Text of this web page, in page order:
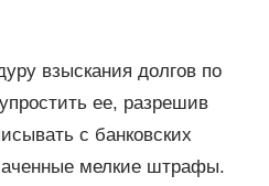
взыскания долгов по
ее, разрешив
с банковских
мелкие штрафы.